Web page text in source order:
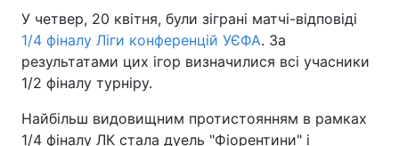
Головна Війна
Україна Політика
Економіка
Спорт Наука
У четвер, 20 квітня, були зіграні матчі-відповіді
1/4 фіналу Ліги конференцій УЄФА. За
результатами цих ігор визначилися всі учасники
1/2 фіналу турніру.
Найбільш видовищним протистоянням в рамках
1/4 фіналу ЛК стала дуель "Фіорентини" і